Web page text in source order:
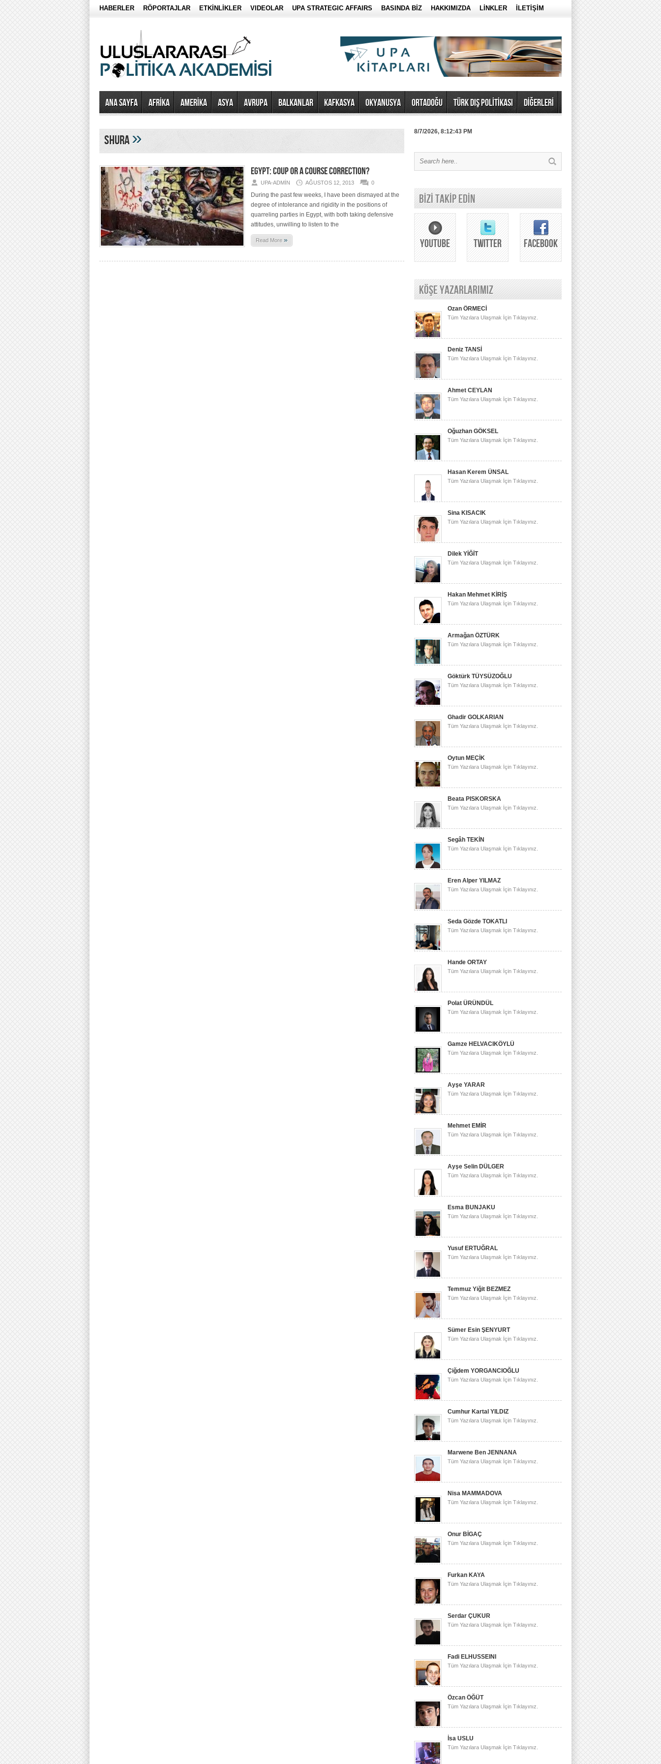
HABERLER RÖPORTAJLAR ETKİNLİKLER VIDEOLAR UPA STRATEGIC AFFAIRS BASINDA BİZ HAKKIMIZDA LİNKLER İLETİŞİM
Ana Sayfa AFRİKA AMERİKA ASYA AVRUPA BALKANLAR KAFKASYA OKYANUSYA ORTADOĞU TÜRK DIŞ POLİTİKASI DİĞERLERİ
Shura»
EGYPT: COUP OR A COURSE CORRECTION?
UPA-ADMIN AĞUSTOS 12, 2013 0
During the past few weeks, I have been dismayed at the
degree of intolerance and rigidity in the positions of
quarreling parties in Egypt, with both taking defensive
attitudes, unwilling to listen to the
Read More »
8/7/2026, 8:12:43 PM
BİZİ TAKİP EDİN
YOUTUBE TWITTER FACEBOOK
KÖŞE YAZARLARIMIZ
Ozan ÖRMECİ
Tüm Yazılara Ulaşmak İçin Tıklayınız.
Deniz TANSİ
Tüm Yazılara Ulaşmak İçin Tıklayınız.
Ahmet CEYLAN
Tüm Yazılara Ulaşmak İçin Tıklayınız.
Oğuzhan GÖKSEL
Tüm Yazılara Ulaşmak İçin Tıklayınız.
Hasan Kerem ÜNSAL
Tüm Yazılara Ulaşmak İçin Tıklayınız.
Sina KISACIK
Tüm Yazılara Ulaşmak İçin Tıklayınız.
Dilek YİĞİT
Tüm Yazılara Ulaşmak İçin Tıklayınız.
Hakan Mehmet KİRİŞ
Tüm Yazılara Ulaşmak İçin Tıklayınız.
Armağan ÖZTÜRK
Tüm Yazılara Ulaşmak İçin Tıklayınız.
Göktürk TÜYSÜZOĞLU
Tüm Yazılara Ulaşmak İçin Tıklayınız.
Ghadir GOLKARIAN
Tüm Yazılara Ulaşmak İçin Tıklayınız.
Oytun MEÇİK
Tüm Yazılara Ulaşmak İçin Tıklayınız.
Beata PISKORSKA
Tüm Yazılara Ulaşmak İçin Tıklayınız.
Segâh TEKİN
Tüm Yazılara Ulaşmak İçin Tıklayınız.
Eren Alper YILMAZ
Tüm Yazılara Ulaşmak İçin Tıklayınız.
Seda Gözde TOKATLI
Tüm Yazılara Ulaşmak İçin Tıklayınız.
Hande ORTAY
Tüm Yazılara Ulaşmak İçin Tıklayınız.
Polat ÜRÜNDÜL
Tüm Yazılara Ulaşmak İçin Tıklayınız.
Gamze HELVACIKÖYLÜ
Tüm Yazılara Ulaşmak İçin Tıklayınız.
Ayşe YARAR
Tüm Yazılara Ulaşmak İçin Tıklayınız.
Mehmet EMİR
Tüm Yazılara Ulaşmak İçin Tıklayınız.
Ayşe Selin DÜLGER
Tüm Yazılara Ulaşmak İçin Tıklayınız.
Esma BUNJAKU
Tüm Yazılara Ulaşmak İçin Tıklayınız.
Yusuf ERTUĞRAL
Tüm Yazılara Ulaşmak İçin Tıklayınız.
Temmuz Yiğit BEZMEZ
Tüm Yazılara Ulaşmak İçin Tıklayınız.
Sümer Esin ŞENYURT
Tüm Yazılara Ulaşmak İçin Tıklayınız.
Çiğdem YORGANCIOĞLU
Tüm Yazılara Ulaşmak İçin Tıklayınız.
Cumhur Kartal YILDIZ
Tüm Yazılara Ulaşmak İçin Tıklayınız.
Marwene Ben JENNANA
Tüm Yazılara Ulaşmak İçin Tıklayınız.
Nisa MAMMADOVA
Tüm Yazılara Ulaşmak İçin Tıklayınız.
Onur BİGAÇ
Tüm Yazılara Ulaşmak İçin Tıklayınız.
Furkan KAYA
Tüm Yazılara Ulaşmak İçin Tıklayınız.
Serdar ÇUKUR
Tüm Yazılara Ulaşmak İçin Tıklayınız.
Fadi ELHUSSEINI
Tüm Yazılara Ulaşmak İçin Tıklayınız.
Özcan ÖĞÜT
Tüm Yazılara Ulaşmak İçin Tıklayınız.
İsa USLU
Tüm Yazılara Ulaşmak İçin Tıklayınız.